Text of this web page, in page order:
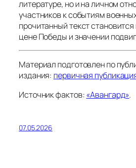
литературе, но и на личном
участников к событиям
прочитанный текст
цене Победы и значении
Материал подготовлен по
издания: первичная
Источник фактов: «Авангард».
07.05.2026